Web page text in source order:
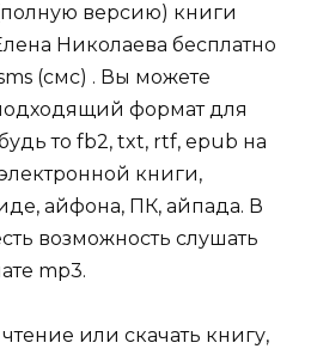
версию) книги
Николаева бесплатно
(смс) . Вы можете
формат для
то fb2, txt, rtf, epub на
книги,
айфона, ПК, айпада. В
возможность слушать
mp3.
или скачать книгу,